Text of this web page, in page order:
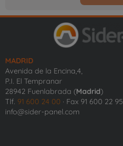
MADRID
Avenida de la Encina,4,
P.I. El Tempranar
28942 Fuenlabrada (Madrid)
Tlf. 91 600 24 00 · Fax 91 600 22 95
info@sider-panel.com